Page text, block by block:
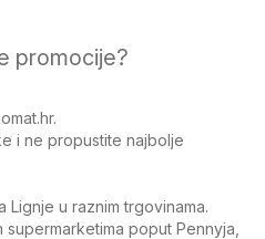
promocije?
i ne propustite najbolje
u raznim trgovinama.
poput Pennyja,